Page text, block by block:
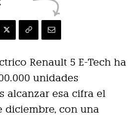
Renault 5 E-Tech ha
unidades
alcanzar esa cifra el
diciembre, con una